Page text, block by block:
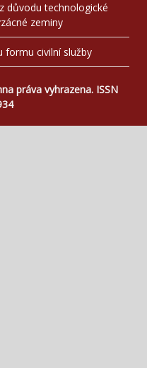
důvodu technologické
zeminy
formu civilní služby
práva vyhrazena. ISSN